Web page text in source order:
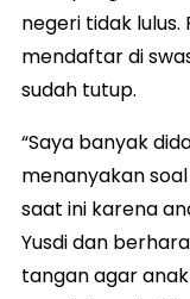
negeri tidak
mendaftar di
sudah tutup.
“Saya banyak
menanyakan
saat ini karena
Yusdi dan
tangan agar